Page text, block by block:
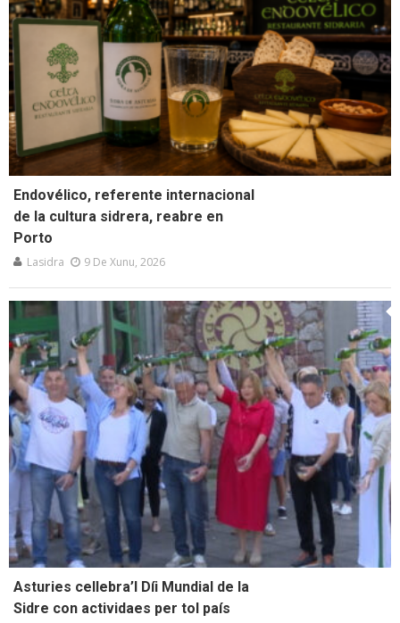
Endovélico, referente internacional
de la cultura sidrera, reabre en
Porto
Lasidra 9 De Xunu, 2026
Asturies cellebra’l Díi Mundial de la
Sidre con actividaes per tol país